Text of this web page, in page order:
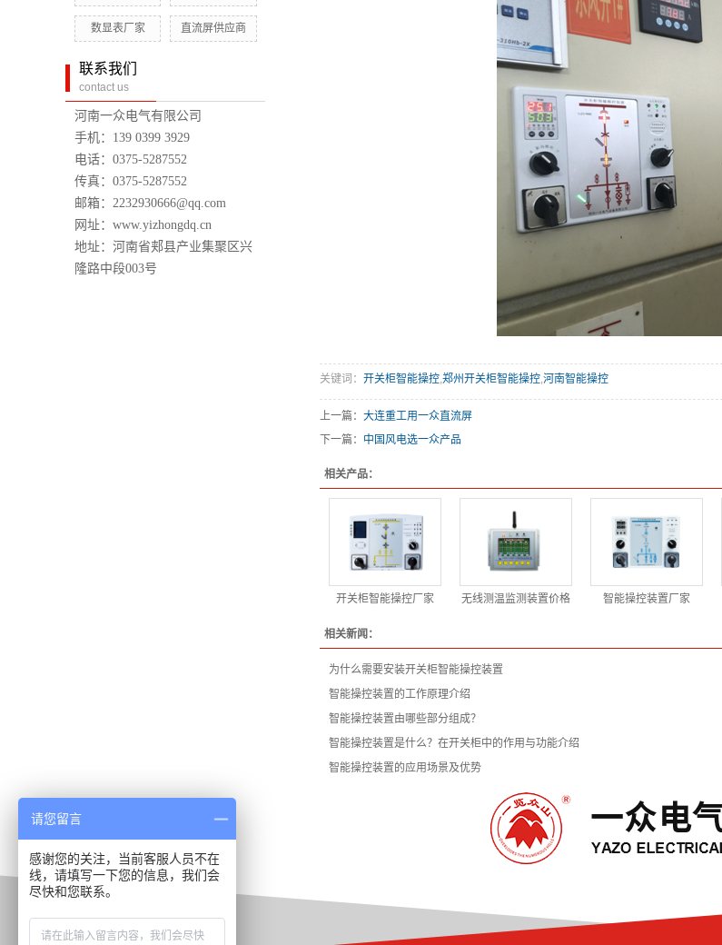
数显表厂家 直流屏供应商
联系我们
contact us
河南一众电气有限公司
手机：139 0399 3929
电话：0375-5287552
传真：0375-5287552
邮箱：2232930666@qq.com
网址：www.yizhongdq.cn
地址：河南省郏县产业集聚区兴
隆路中段003号
关键词： 开关柜智能操控,郑州开关柜智能操控,河南智能操控
上一篇： 大连重工用一众直流屏
下一篇： 中国风电选一众产品
相关产品：
开关柜智能操控厂家 无线测温监测装置价格 智能操控装置厂家
相关新闻：
为什么需要安装开关柜智能操控装置
智能操控装置的工作原理介绍
智能操控装置由哪些部分组成？
智能操控装置是什么？在开关柜中的作用与功能介绍
智能操控装置的应用场景及优势
请您留言
感谢您的关注，当前客服人员不在
线，请填写一下您的信息，我们会
尽快和您联系。